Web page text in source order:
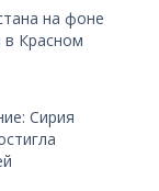
на фоне
в Красном
Сирия